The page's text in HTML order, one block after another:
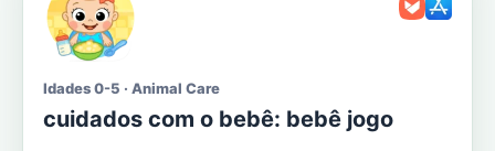
Idades 0-5 · Animal Care
cuidados com o bebê: bebê jogo